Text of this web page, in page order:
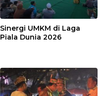
Sinergi UMKM di Laga
Piala Dunia 2026